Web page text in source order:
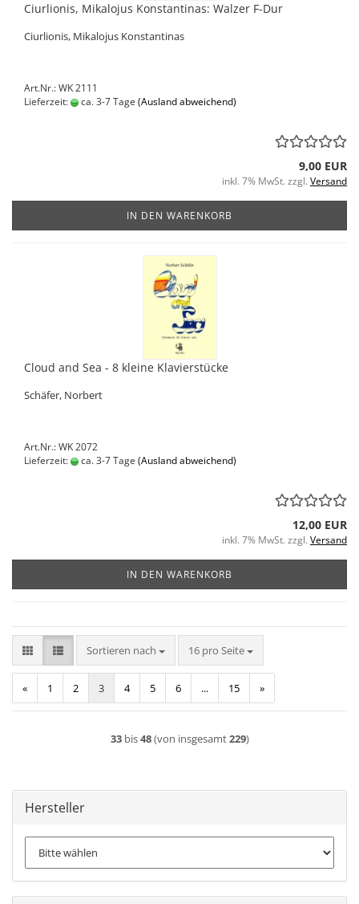
Ciurlionis, Mikalojus Konstantinas: Walzer F-Dur
Ciurlionis, Mikalojus Konstantinas
Art.Nr.: WK 2111
Lieferzeit:
ca. 3-7 Tage (Ausland abweichend)
9,00 EUR
inkl. 7% MwSt. zzgl. Versand
IN DEN WARENKORB
Cloud and Sea - 8 kleine Klavierstücke
Schäfer, Norbert
Art.Nr.: WK 2072
Lieferzeit:
ca. 3-7 Tage (Ausland abweichend)
12,00 EUR
inkl. 7% MwSt. zzgl. Versand
IN DEN WARENKORB
Sortieren nach
Sortieren nach 16 pro Seite
pro Seite
« 1 2 3 4 5 6 ... 15 »
33bis48(von insgesamt229)
Hersteller